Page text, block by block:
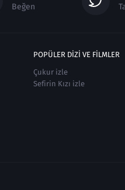
Beğen
POPÜLER DIZI VE FILMLER
Çukur izle
Sefirin Kızı izle